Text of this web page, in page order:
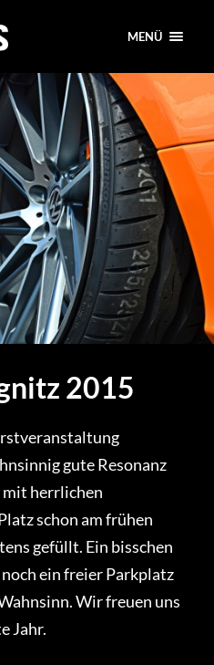
MENÜ
2015
gute Resonanz
herrlichen
schon am frühen
gefüllt. Ein bisschen
ein freier Parkplatz
Wir freuen uns
Jahr.